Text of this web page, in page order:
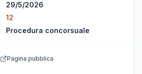
29/5/2026
12
Procedura concorsuale
Pagina pubblica